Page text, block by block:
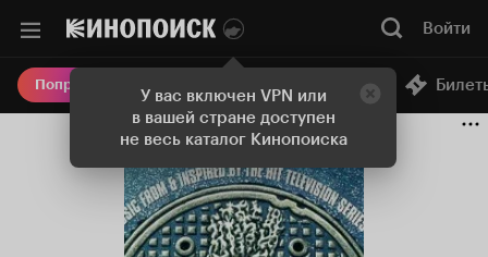
У вас включен VPN или
в вашей стране доступен
не весь каталог Кинопоиска
Войти
Попробовать Плюс Онлайн-кинотеатр